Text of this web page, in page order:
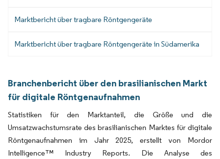
Marktbericht über tragbare Röntgengeräte
Marktbericht über tragbare Röntgengeräte in Südamerika
Branchenbericht über den brasilianischen Markt
für digitale Röntgenaufnahmen
Statistiken für den Marktanteil, die Größe und die
Umsatzwachstumsrate des brasilianischen Marktes für digitale
Röntgenaufnahmen im Jahr 2025, erstellt von Mordor
Intelligence™ Industry Reports. Die Analyse des